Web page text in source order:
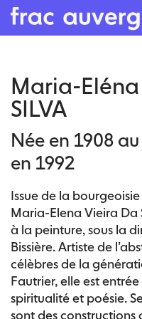
the
Maria-Eléna
SILVA
Née en 1908
en 1992
Issue de la
Maria-Elena Vieira Da
à la peinture, sous la
Bissière. Artiste de
célèbres de la
Fautrier, elle est
spiritualité et poésie.
sont des constructions